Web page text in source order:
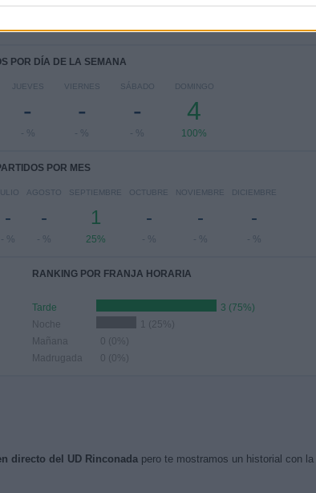
POR DÍA DE LA SEMANA
JUEVES
-
- %
VIERNES
-
- %
SÁBADO
-
- %
DOMINGO
4
100%
POR MES
-
- %
AGOSTO
-
- %
SEPTIEMBRE
1
25%
OCTUBRE
-
- %
NOVIEMBRE
-
- %
DICIEMBRE
-
- %
RANKING POR FRANJA HORARIA
Tarde
3 (75%)
Noche
1 (25%)
Mañana
0 (0%)
Madrugada
0 (0%)
directo del UD Rinconadapero te mostramos un historial con la